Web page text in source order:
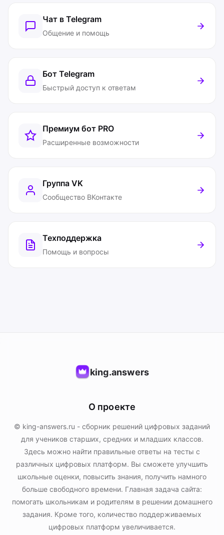
Чат в Telegram
Общение и помощь
Бот Telegram
Быстрый доступ к ответам
Премиум бот PRO
Расширенные возможности
Группа VK
Сообщество ВКонтакте
Техподдержка
Помощь и вопросы
king.answers
О проекте
© king-answers.ru - сборник решений цифровых заданий
для учеников старших, средних и младших классов.
Здесь можно найти правильные ответы на тесты с
различных цифровых платформ. Вы сможете улучшить
школьные оценки, повысить знания, получить намного
больше свободного времени. Главная задача сайта:
помогать школьникам и родителям в решении домашнего
задания. Кроме того, количество поддерживаемых
цифровых платформ увеличивается.